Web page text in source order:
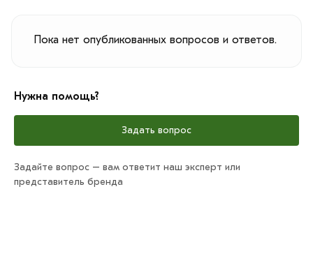
Пока нет опубликованных вопросов и ответов.
Нужна помощь?
Задать вопрос
Задайте вопрос – вам ответит наш эксперт или
представитель бренда